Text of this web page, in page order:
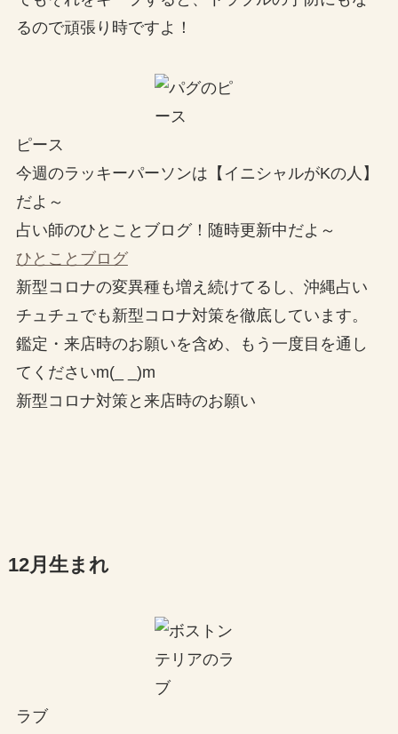
るので頑張り時ですよ！
ピース
今週のラッキーパーソンは【イニシャルがKの人】
だよ～
占い師のひとことブログ！随時更新中だよ～
ひとことブログ
新型コロナの変異種も増え続けてるし、沖縄占い
チュチュでも新型コロナ対策を徹底しています。
鑑定・来店時のお願いを含め、もう一度目を通し
てくださいm(_ _)m
新型コロナ対策と来店時のお願い
12月生まれ
ラブ